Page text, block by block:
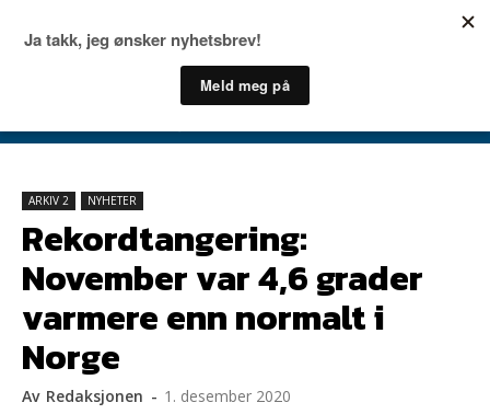
ARKIV 2 NYHETER
Rekordtangering:
November var 4,6 grader
varmere enn normalt i
Norge
Av Redaksjonen - 1. desember 2020